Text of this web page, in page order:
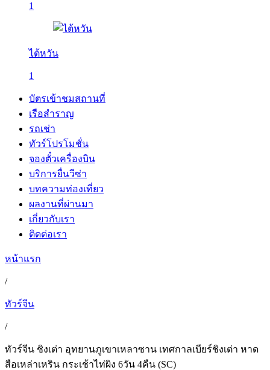
1
ไต้หวัน
1
บัตรเข้าชมสถานที่
เรือสำราญ
รถเช่า
ทัวร์โปรโมชั่น
จองตั๋วเครื่องบิน
บริการยื่นวีซ่า
บทความท่องเที่ยว
ผลงานที่ผ่านมา
เกี่ยวกับเรา
ติดต่อเรา
หน้าแรก
/
ทัวร์จีน
/
ทัวร์จีน ชิงเต่า อุทยานภูเขาเหลาซาน เทศกาลเบียร์ชิงเต่า หาด
สือเหล่าเหริน กระเช้าไท่ผิง 6วัน 4คืน (SC)